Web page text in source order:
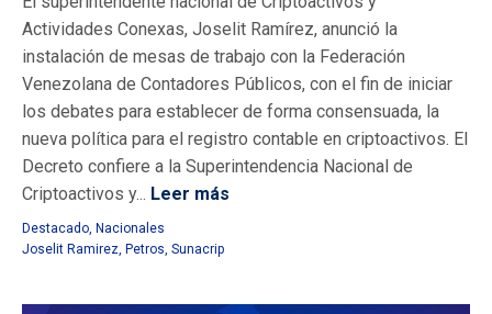
Actividades Conexas, Joselit Ramírez, anunció la
instalación de mesas de trabajo con la Federación
Venezolana de Contadores Públicos, con el fin de iniciar
los debates para establecer de forma consensuada, la
nueva política para el registro contable en criptoactivos. El
Decreto confiere a la Superintendencia Nacional de
Criptoactivos y... Leer más
Destacado, Nacionales
Joselit Ramirez, Petros, Sunacrip